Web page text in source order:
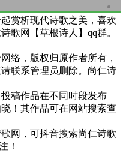
赏析现代诗歌之美，喜欢
歌网【草根诗人】qq群。
络，版权归原作者所有，
联系管理员删除。尚仁诗
稿作品在不同时段发布
！其作品可在网站搜索查
网，可抖音搜索尚仁诗歌
！